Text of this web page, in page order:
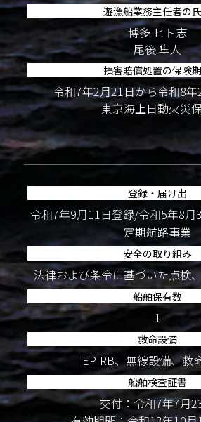
遊漁船業務主任者の
博多 ヒト志
尾後 隼人
損害賠償処置の保険
令和7年2月21日から令和8
東京海上日動火災
登録・届け出
令和7年9月11日登録/令和5年8
定期航路事業
安全の取り組み
法律および条令に基づいた点検
船舶保有数
1
救命設備
EPIRB、無線設備、救
船舶検査証書
交付：令和7年7月